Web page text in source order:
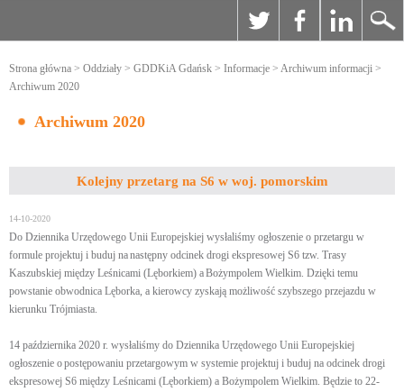
Strona główna > Oddziały > GDDKiA Gdańsk > Informacje > Archiwum informacji >
Archiwum 2020
Archiwum 2020
Kolejny przetarg na S6 w woj. pomorskim
14-10-2020
Do Dziennika Urzędowego Unii Europejskiej wysłaliśmy ogłoszenie o przetargu w
formule projektuj i buduj na następny odcinek drogi ekspresowej S6 tzw. Trasy
Kaszubskiej między Leśnicami (Lęborkiem) a Bożympolem Wielkim. Dzięki temu
powstanie obwodnica Lęborka, a kierowcy zyskają możliwość szybszego przejazdu w
kierunku Trójmiasta.
14 października 2020 r. wysłaliśmy do Dziennika Urzędowego Unii Europejskiej
ogłoszenie o postępowaniu przetargowym w systemie projektuj i buduj na odcinek drogi
ekspresowej S6 między Leśnicami (Lęborkiem) a Bożympolem Wielkim. Będzie to 22-